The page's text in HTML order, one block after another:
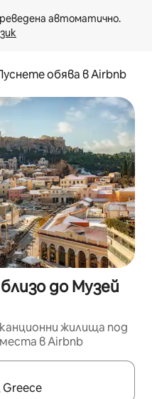
обява в Airbnb
до Музей
жилища под
в Airbnb
използвайте